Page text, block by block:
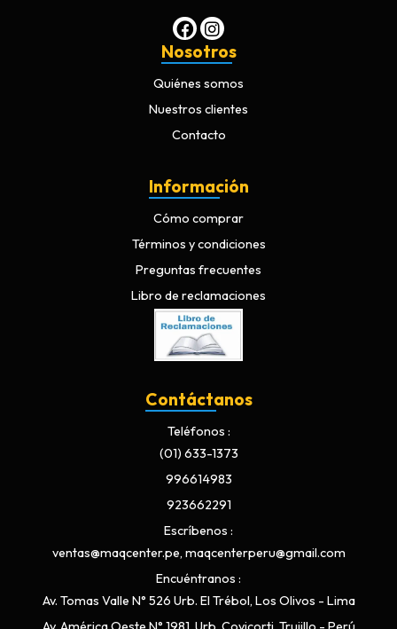
Nosotros
Quiénes somos
Nuestros clientes
Contacto
Información
Cómo comprar
Términos y condiciones
Preguntas frecuentes
Libro de reclamaciones
Contáctanos
Teléfonos
(01) 633-1373
996614983
923662291
Escríbenos
ventas@maqcenter.pe, maqcenterperu@gmail.com
Encuéntranos
Av. Tomas Valle N° 526 Urb. El Trébol, Los Olivos - Lima